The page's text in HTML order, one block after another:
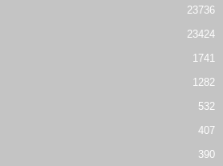
23736
23424
1741
1282
532
407
390